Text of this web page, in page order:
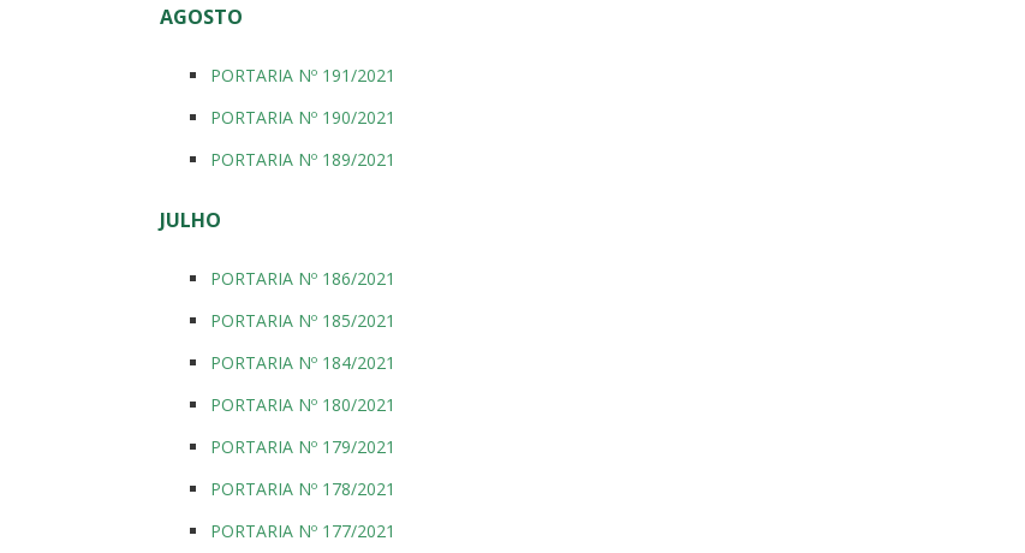
AGOSTO
PORTARIA Nº 191/2021
PORTARIA Nº 190/2021
PORTARIA Nº 189/2021
JULHO
PORTARIA Nº 186/2021
PORTARIA Nº 185/2021
PORTARIA Nº 184/2021
PORTARIA Nº 180/2021
PORTARIA Nº 179/2021
PORTARIA Nº 178/2021
PORTARIA Nº 177/2021